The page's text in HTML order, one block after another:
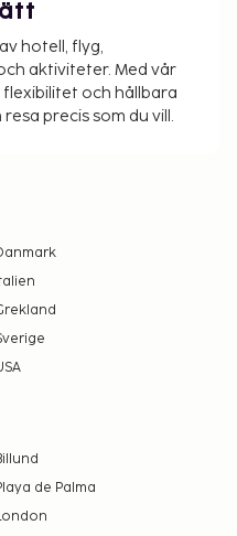
per dag
per husdjur per natt
inte är fullständig,
boendet kan inte
av statliga
mer information
med
är tillgängliga
hotell, flyg,
aktiviteter. Med vår
och hållbara
precis som du vill.
de Palma